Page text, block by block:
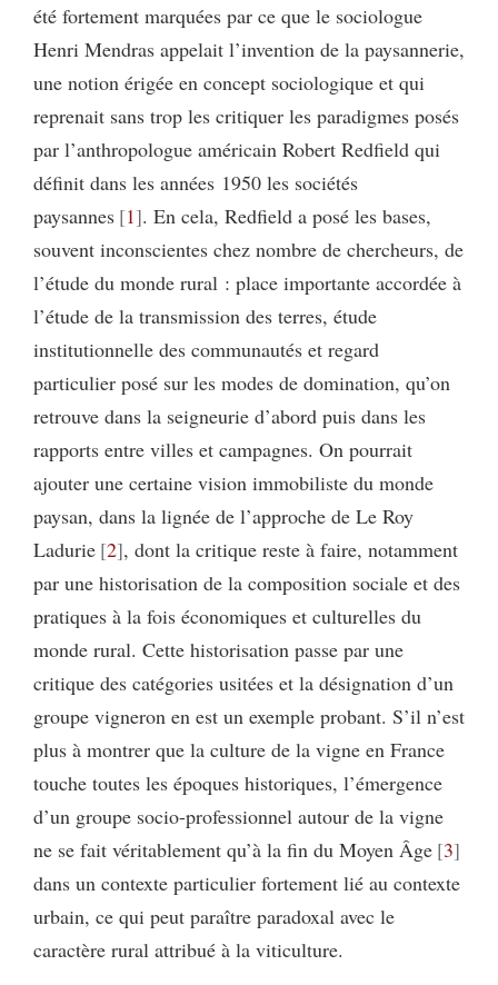
été fortement marquées par ce que le sociologue
Henri Mendras appelait l’invention de la paysannerie,
une notion érigée en concept sociologique et qui
reprenait sans trop les critiquer les paradigmes posés
par l’anthropologue américain Robert Redfield qui
définit dans les années 1950 les sociétés
paysannes 1 . En cela, Redfield a posé les bases,
souvent inconscientes chez nombre de chercheurs, de
l’étude du monde rural : place importante accordée à
l’étude de la transmission des terres, étude
institutionnelle des communautés et regard
particulier posé sur les modes de domination, qu’on
retrouve dans la seigneurie d’abord puis dans les
rapports entre villes et campagnes. On pourrait
ajouter une certaine vision immobiliste du monde
paysan, dans la lignée de l’approche de Le Roy
Ladurie 2 , dont la critique reste à faire, notamment
par une historisation de la composition sociale et des
pratiques à la fois économiques et culturelles du
monde rural. Cette historisation passe par une
critique des catégories usitées et la désignation d’un
groupe vigneron en est un exemple probant. S’il n’est
plus à montrer que la culture de la vigne en France
touche toutes les époques historiques, l’émergence
d’un groupe socio-professionnel autour de la vigne
ne se fait véritablement qu’à la fin du Moyen Âge 3
dans un contexte particulier fortement lié au contexte
urbain, ce qui peut paraître paradoxal avec le
caractère rural attribué à la viticulture.